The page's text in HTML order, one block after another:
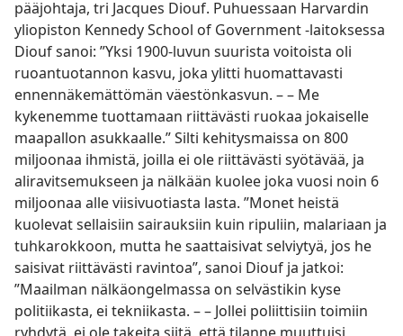
pääjohtaja, tri Jacques Diouf. Puhuessaan Harvardin
yliopiston Kennedy School of Government -laitoksessa
Diouf sanoi: ”Yksi 1900-luvun suurista voitoista oli
ruoantuotannon kasvu, joka ylitti huomattavasti
ennennäkemättömän väestönkasvun. – – Me
kykenemme tuottamaan riittävästi ruokaa jokaiselle
maapallon asukkaalle.” Silti kehitysmaissa on 800
miljoonaa ihmistä, joilla ei ole riittävästi syötävää, ja
aliravitsemukseen ja nälkään kuolee joka vuosi noin 6
miljoonaa alle viisivuotiasta lasta. ”Monet heistä
kuolevat sellaisiin sairauksiin kuin ripuliin, malariaan ja
tuhkarokkoon, mutta he saattaisivat selviytyä, jos he
saisivat riittävästi ravintoa”, sanoi Diouf ja jatkoi:
”Maailman nälkäongelmassa on selvästikin kyse
politiikasta, ei tekniikasta. – – Jollei poliittisiin toimiin